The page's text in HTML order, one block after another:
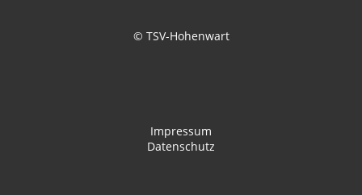
© TSV-Hohenwart
Impressum
Datenschutz